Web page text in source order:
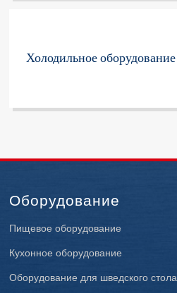
Холодильное оборудование
Оборудование
Пищевое оборудование
Кухонное оборудование
Оборудование для шведского стола